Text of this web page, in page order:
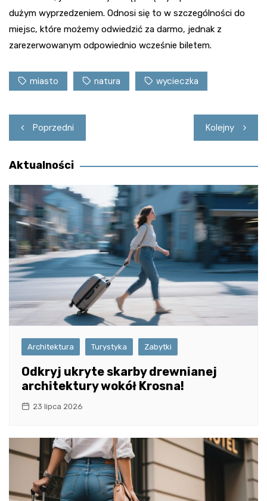
dużym wyprzedzeniem. Odnosi się to w szczególności do
miejsc, które możemy odwiedzić za darmo, jednak z
zarezerwowanym odpowiednio wcześnie biletem.
miasto natura wycieczka
Nawigacja
wpisu
Poprzedni Kolejny
Aktualności
Architektura Turystyka Zabytki
Odkryj ukryte skarby drewnianej
architektury wokół Krosna!
23 lipca 2026